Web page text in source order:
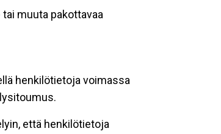
muuta pakottavaa
henkilötietoja voimassa
että henkilötietoja